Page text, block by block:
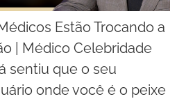
Estão Trocando a
| Médico Celebridade
sentiu que o seu
onde você é o peixe